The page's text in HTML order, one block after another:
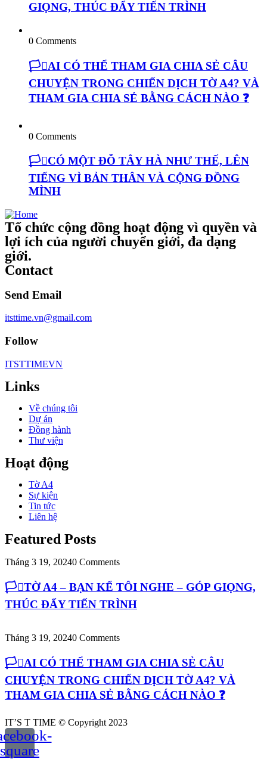
GIỌNG, THÚC ĐẨY TIẾN TRÌNH
0 Comments
🏳️‍⚧️AI CÓ THỂ THAM GIA CHIA SẺ CÂU
CHUYỆN TRONG CHIẾN DỊCH TỜ A4? VÀ
THAM GIA CHIA SẺ BẰNG CÁCH NÀO ❓
0 Comments
🏳️‍⚧️CÓ MỘT ĐỖ TÂY HÀ NHƯ THẾ, LÊN
TIẾNG VÌ BẢN THÂN VÀ CỘNG ĐỒNG
MÌNH
Tổ chức cộng đồng hoạt động vì quyền và
lợi ích của người chuyển giới, đa dạng
giới.
Contact
Send Email
itsttime.vn@gmail.com
Follow
ITSTTIMEVN
Links
Về chúng tôi
Dự án
Đồng hành
Thư viện
Hoạt động
Tờ A4
Sự kiện
Tin tức
Liên hệ
Featured Posts
Tháng 3 19, 20240 Comments
🏳️‍⚧️TỜ A4 – BẠN KỂ TÔI NGHE – GÓP GIỌNG,
THÚC ĐẨY TIẾN TRÌNH
Tháng 3 19, 20240 Comments
🏳️‍⚧️AI CÓ THỂ THAM GIA CHIA SẺ CÂU
CHUYỆN TRONG CHIẾN DỊCH TỜ A4? VÀ
THAM GIA CHIA SẺ BẰNG CÁCH NÀO ❓
IT’S T TIME © Copyright 2023
square